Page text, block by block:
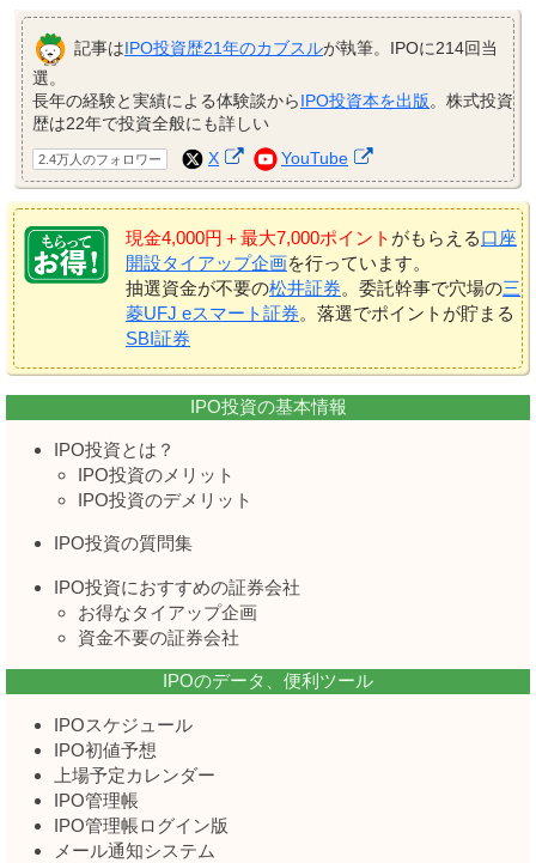
記事はIPO投資歴21年のカブスルが執筆。IPOに214回当
選。
長年の経験と実績による体験談からIPO投資本を出版。株式投資
歴は22年で投資全般にも詳しい
2.4万人のフォロワー X YouTube
現金4,000円＋最大7,000ポイント がもらえる口座
開設タイアップ企画を行っています。
抽選資金が不要の松井証券。委託幹事で穴場の三
菱UFJ eスマート証券。落選でポイントが貯まる
SBI証券
IPO投資の基本情報
IPO投資とは？
IPO投資のメリット
IPO投資のデメリット
IPO投資の質問集
IPO投資におすすめの証券会社
お得なタイアップ企画
資金不要の証券会社
IPOのデータ、便利ツール
IPOスケジュール
IPO初値予想
上場予定カレンダー
IPO管理帳
IPO管理帳ログイン版
メール通知システム